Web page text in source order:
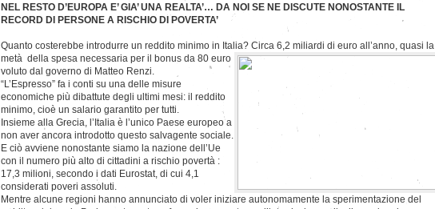
NEL RESTO D’EUROPA E’ GIA’ UNA REALTA’… DA NOI SE NE DISCUTE NONOSTANTE IL
RECORD DI PERSONE A RISCHIO DI POVERTA’
Quanto costerebbe introdurre un reddito minimo in Italia? Circa 6,2 miliardi di euro all’anno, quasi la
metà della spesa necessaria per il bonus da 80 euro
voluto dal governo di Matteo Renzi.
“L’Espresso” fa i conti su una delle misure
economiche più dibattute degli ultimi mesi: il reddito
minimo, cioè un salario garantito per tutti.
Insieme alla Grecia, l’Italia è l’unico Paese europeo a
non aver ancora introdotto questo salvagente sociale.
E ciò avviene nonostante siamo la nazione dell’Ue
con il numero più alto di cittadini a rischio povertà :
17,3 milioni, secondo i dati Eurostat, di cui 4,1
considerati poveri assoluti.
Mentre alcune regioni hanno annunciato di voler iniziare autonomamente la sperimentazione del